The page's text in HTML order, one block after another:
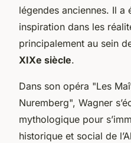
légendes anciennes. Il a
inspiration dans les
principalement au sein
XIXe siècle.
Dans son opéra "Les
Nuremberg", Wagner
mythologique pour
historique et social de